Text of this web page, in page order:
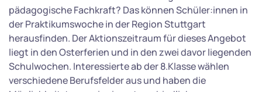
pädagogische Fachkraft? Das können Schüler:innen in
der Praktikumswoche in der Region Stuttgart
herausfinden. Der Aktionszeitraum für dieses Angebot
liegt in den Osterferien und in den zwei davor liegenden
Schulwochen. Interessierte ab der 8.Klasse wählen
verschiedene Berufsfelder aus und haben die